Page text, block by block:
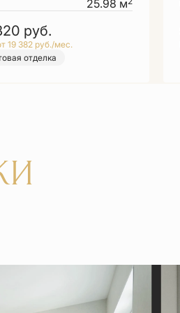
25.98 м
руб.
19 382 руб./мес.
отделка